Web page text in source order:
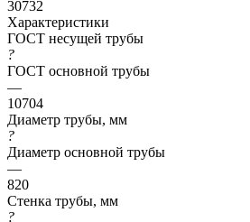
30732
Характеристики
ГОСТ несущей трубы
?
ГОСТ основной трубы
—
10704
Диаметр трубы, мм
?
Диаметр основной трубы
—
820
Стенка трубы, мм
?